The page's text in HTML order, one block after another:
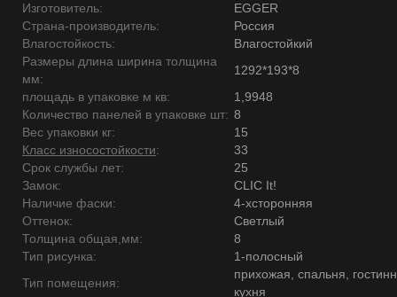
Изготовитель:
EGGER
Страна-производитель:
Россия
Влагостойкость:
Влагостойкий
Размеры длина ширина толщина
мм:
1292*193*8
площадь в упаковке м кв:
1,9948
Количество панелей в упаковке шт: 8
Вес упаковки кг:
15
Класс износостойкости:
33
Срок службы лет:
25
Замок:
CLIC It!
Наличие фаски:
4-хсторонняя
Оттенок:
Светлый
Толщина общая,мм:
8
Тип рисунка:
1-полосный
Тип помещения:
прихожая, спальня,
кухня